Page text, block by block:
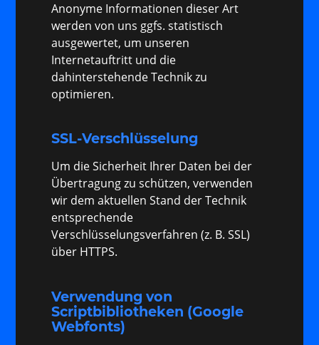
Anonyme Informationen dieser Art
werden von uns ggfs. statistisch
ausgewertet, um unseren
Internetauftritt und die
dahinterstehende Technik zu
optimieren.
SSL-Verschlüsselung
Um die Sicherheit Ihrer Daten bei der
Übertragung zu schützen, verwenden
wir dem aktuellen Stand der Technik
entsprechende
Verschlüsselungsverfahren (z. B. SSL)
über HTTPS.
Verwendung von
Scriptbibliotheken (Google
Webfonts)